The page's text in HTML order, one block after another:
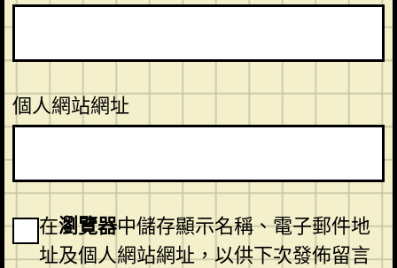
個人網站網址
在瀏覽器中儲存顯示名稱、電子郵件地
址及個人網站網址，以供下次發佈留言